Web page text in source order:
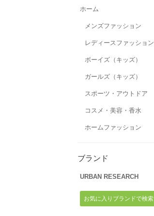
ホーム
メンズファッション
レディースファッション
ボーイズ（キッズ）
ガールズ（キッズ）
スポーツ・アウトドア
コスメ・美容・香水
ホームファッション
ブランド
URBAN RESEARCH
お気に入りブランドで検索